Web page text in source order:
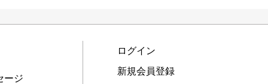
ージ
ログイン
新規会員登録